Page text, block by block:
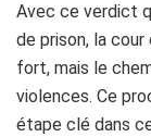
Avec ce verdict
de prison, la
fort, mais le
violences. Ce
étape clé dans